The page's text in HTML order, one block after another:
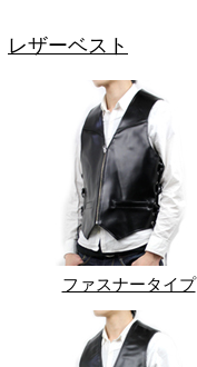
レザーベスト
ファスナータイプ